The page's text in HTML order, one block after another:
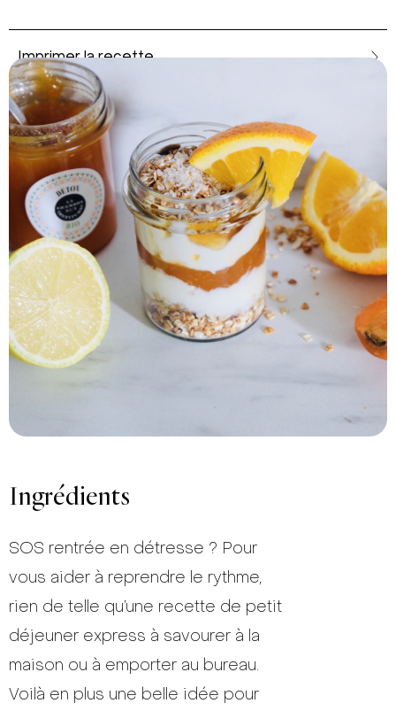
Imprimer la recette
Ingrédients
SOS rentrée en détresse ? Pour
vous aider à reprendre le rythme,
rien de telle qu’une recette de petit
déjeuner express à savourer à la
maison ou à emporter au bureau.
Voilà en plus une belle idée pour